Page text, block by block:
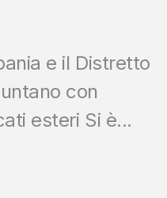
e il Distretto
con
esteri Si è...